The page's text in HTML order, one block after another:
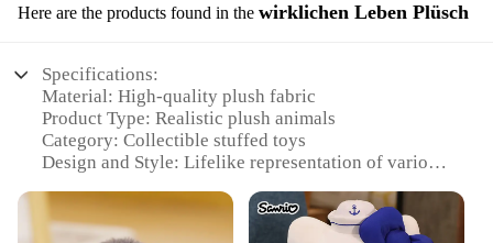
Here are the products found in the wirklichen Leben Plüsch
Specifications:
Material: High-quality plush fabric
Product Type: Realistic plush animals
Category: Collectible stuffed toys
Design and Style: Lifelike representation of various
Usage and Purpose: Decorative, collectible, and
comforting